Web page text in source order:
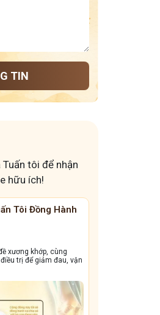
TIN
tôi để nhận
hữu ích!
Bệnh Tai Mũi Họng
bà con đẩy lùi tình trạng ho dai
triền miền, amidan sưng đỏ,...